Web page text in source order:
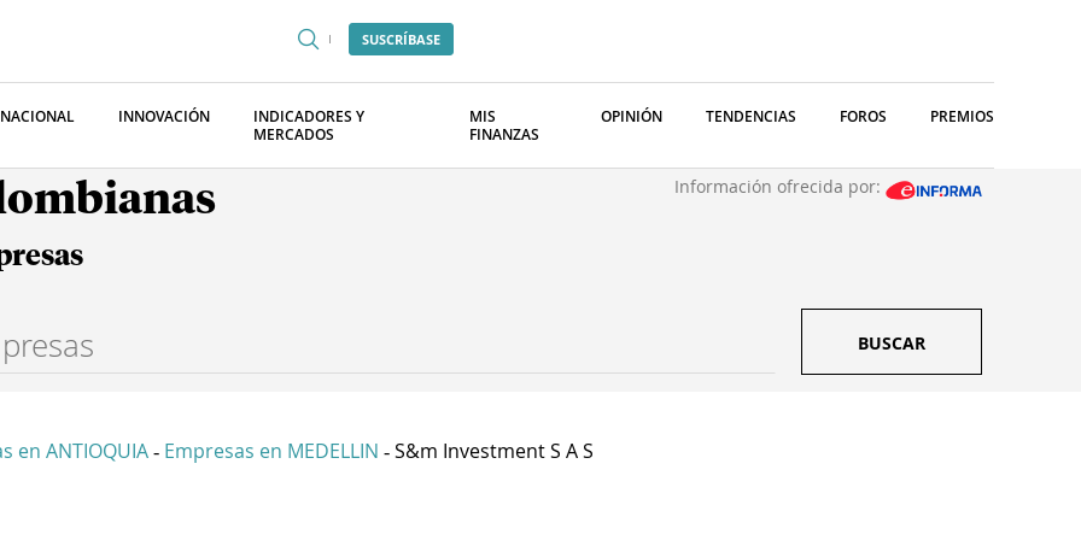
SUSCRÍBASE
INNOVACIÓN
INDICADORES Y
MERCADOS
MIS
FINANZAS
OPINIÓN TENDENCIAS FOROS PREMIOS
Información ofrecida por:
BUSCAR
en ANTIOQUIA - Empresas en MEDELLIN - S&m Investment S A S